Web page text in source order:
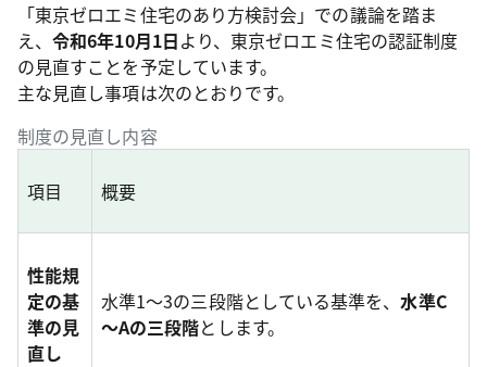
「東京ゼロエミ住宅のあり方検討会」での議論を踏ま
え、令和6年10月1日より、東京ゼロエミ住宅の認証制度
の見直すことを予定しています。
主な見直し事項は次のとおりです。
制度の見直し内容
項目 概要
性能規
定の基
準の見
直し
水準1～3の三段階としている基準を、水準C
～Aの三段階とします。